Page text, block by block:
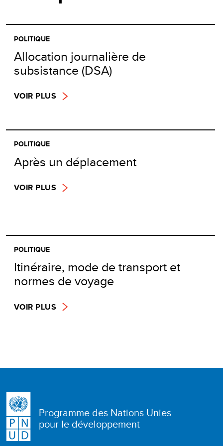
POLITIQUE
Allocation journalière de
subsistance (DSA)
VOIR PLUS
POLITIQUE
Après un déplacement
VOIR PLUS
POLITIQUE
Itinéraire, mode de transport et
normes de voyage
VOIR PLUS
Programme des Nations Unies
pour le développement